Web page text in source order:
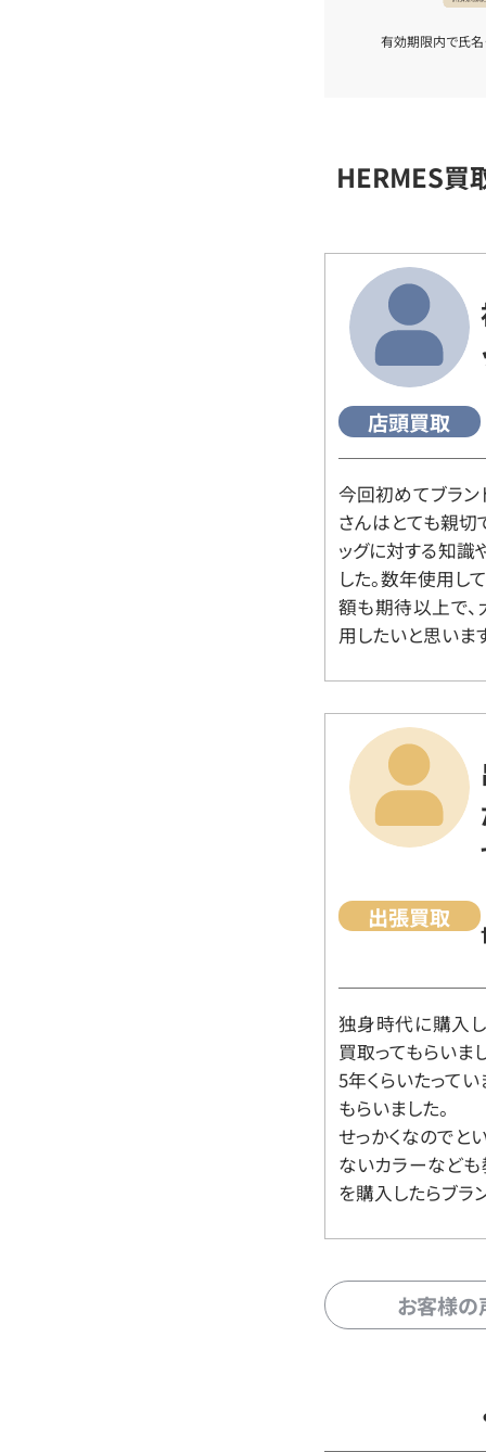
有効期限内で氏名
HERMES買
店頭買取
今回初めてブラン
さんはとても親切
ッグに対する知識
した。数年使用し
額も期待以上で、
用したいと思いま
出張買取
独身時代に購入
買取ってもらいま
5年くらいたって
もらいました。
せっかくなのでと
ないカラーなども
を購入したらブラ
お客様